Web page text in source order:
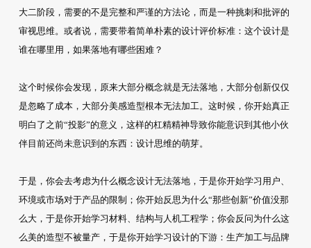
大二阶段，需要的不是完整和严谨的方法论，而是一种挑刺和批评的
审视思维。或者说，需要带着简单朴素的设计评价标准：这个设计是
谁在哪里用，如果落地有哪些困难？
这个时候你会发现，原来大部分概念就是无法落地，大部分创新仅仅
是忽略了成本，大部分美感造型根本无法加工。这时候，你开始真正
明白了之前“投影”的意义，这样的杠精精神导致你能意识到其他小伙
伴目前还尚未意识到的东西：设计思维的萌芽。
于是，你会去考虑为什么概念设计无法落地，于是你开始学习用户、
环境或市场对于产品的限制；你开始反思为什么“那些创新”价值没那
么大，于是你开始学习材料、结构与人机工程学；你会反问为什么这
么美的造型不被量产，于是你开始学习设计的下游：生产加工与品牌